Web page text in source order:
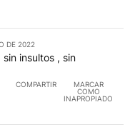
DE 2022
insultos , sin
COMPARTIR
MARCAR
COMO
INAPROPIADO